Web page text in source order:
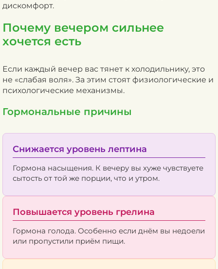
дискомфорт.
Почему вечером сильнее
хочется есть
Если каждый вечер вас тянет к холодильнику, это
не «слабая воля». За этим стоят физиологические и
психологические механизмы.
Гормональные причины
Снижается уровень лептина
Гормона насыщения. К вечеру вы хуже чувствуете
сытость от той же порции, что и утром.
Повышается уровень грелина
Гормона голода. Особенно если днём вы недоели
или пропустили приём пищи.